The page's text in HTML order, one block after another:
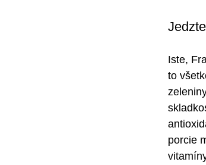
Iste,
to
porcie